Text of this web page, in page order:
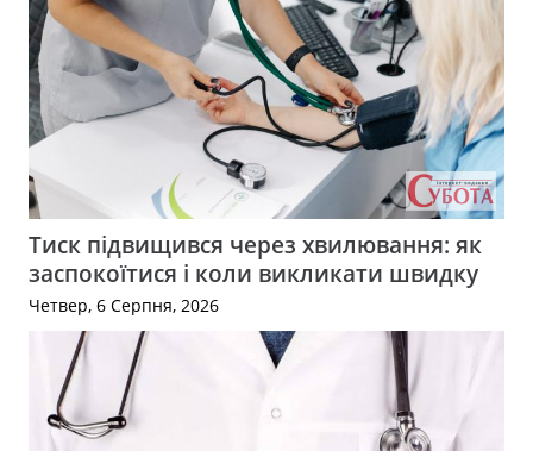
Тиск підвищився через хвилювання: як
заспокоїтися і коли викликати швидку
Четвер, 6 Серпня, 2026